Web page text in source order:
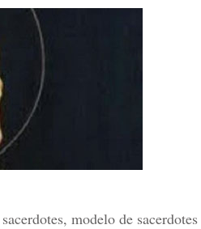
modelo de sacerdotes